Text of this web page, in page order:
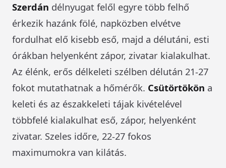
Szerdán délnyugat felől egyre több felhő
érkezik hazánk fölé, napközben elvétve
fordulhat elő kisebb eső, majd a délutáni, esti
órákban helyenként zápor, zivatar kialakulhat.
Az élénk, erős délkeleti szélben délután 21-27
fokot mutathatnak a hőmérők. Csütörtökön a
keleti és az északkeleti tájak kivételével
többfelé kialakulhat eső, zápor, helyenként
zivatar. Szeles időre, 22-27 fokos
maximumokra van kilátás.